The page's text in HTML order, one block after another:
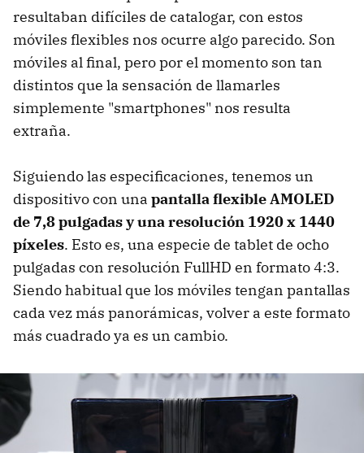
resultaban difíciles de catalogar, con estos
móviles flexibles nos ocurre algo parecido. Son
móviles al final, pero por el momento son tan
distintos que la sensación de llamarles
simplemente "smartphones" nos resulta
extraña.
Siguiendo las especificaciones, tenemos un
dispositivo con una pantalla flexible AMOLED
de 7,8 pulgadas y una resolución 1920 x 1440
píxeles. Esto es, una especie de tablet de ocho
pulgadas con resolución FullHD en formato 4:3.
Siendo habitual que los móviles tengan pantallas
cada vez más panorámicas, volver a este formato
más cuadrado ya es un cambio.